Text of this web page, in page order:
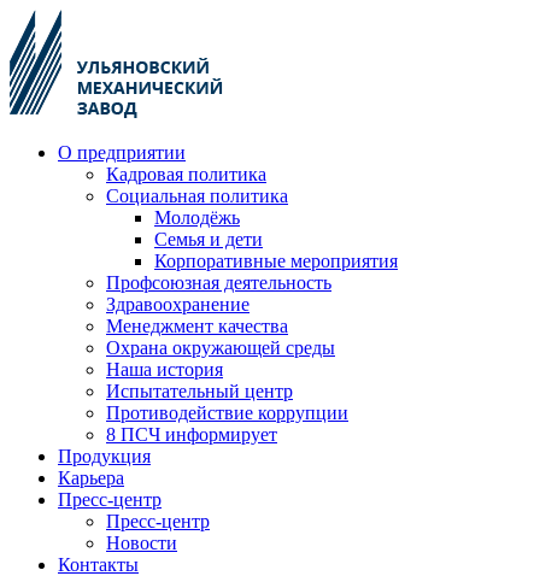
О предприятии
Кадровая политика
Социальная политика
Молодёжь
Семья и дети
Корпоративные мероприятия
Профсоюзная деятельность
Здравоохранение
Менеджмент качества
Охрана окружающей среды
Наша история
Испытательный центр
Противодействие коррупции
8 ПСЧ информирует
Продукция
Карьера
Пресс-центр
Пресс-центр
Новости
Контакты